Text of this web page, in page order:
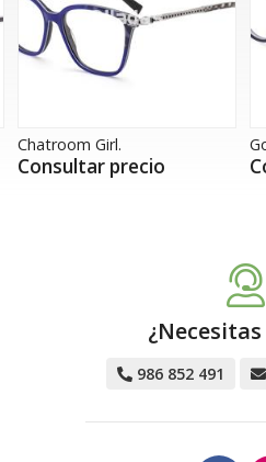
Goes On.
Consultar precio
986 852 491